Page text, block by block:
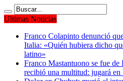
Ultimas Noticias
Franco Colapinto denunció
Italia: «Quién hubiera dicho
latino»
Franco Mastantuono se fue
recibió una multitud: jugará en